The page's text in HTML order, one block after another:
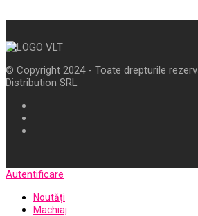
© Copyright 2024 - Toate drepturile
Distribution SRL
Autentificare
Noutăți
Machiaj